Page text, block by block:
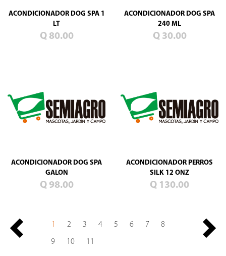
ACONDICIONADOR DOG SPA 1
LT
Q 80.00
ACONDICIONADOR DOG SPA
240 ML
Q 30.00
ACONDICIONADOR DOG SPA
GALON
Q 98.00
ACONDICIONADOR PERROS
SILK 12 ONZ
Q 130.00
1 2 3 4 5 6 7 8
9 10 11